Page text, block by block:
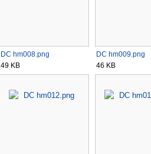
DC hm008.png
49 KB
DC hm009.png
46 KB